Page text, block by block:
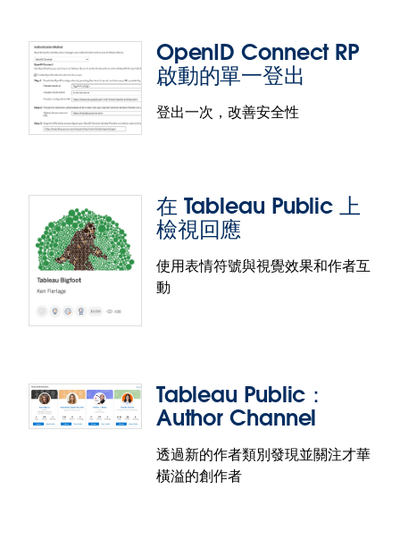
Tableau Server 上的 SCIM 支援
分識別提供者 (IdP) 做為資料來源，將使用者和群組佈
建到 Tableau Server。透過使用 SCIM，您可以避免手
動管理多個應用程式的使用者和群組，藉此提高效率
並保持符合標準。
OpenID Connect RP
啟動的單一登出
登出一次，改善安全性
OpenID Connect RP 啟動的單一登出
用者體驗並提高整個組織的安全性。啟用此功能後，
從 Tableau Server 登出的使用者也會從其身分提供者
(IdP) 和相關應用程式中登出，藉此消除孤立工作階段
和工作階段劫持的風險。
在 Tableau Public 上
檢視回應
使用表情符號與視覺效果和作者互
動
在 Tableau Public 上檢視回應
Tableau Public：
Author Channel
透過新的作者類別發現並關注才華
橫溢的創作者